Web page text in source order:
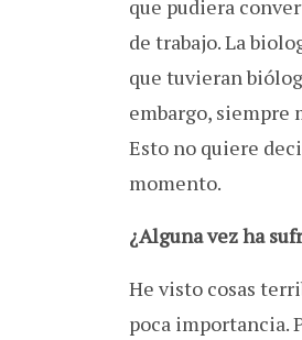
que pudiera
de trabajo. La
que tuvieran
embargo, siempre
Esto no quiere
momento.
¿Alguna vez ha
He visto cosas
poca importancia.